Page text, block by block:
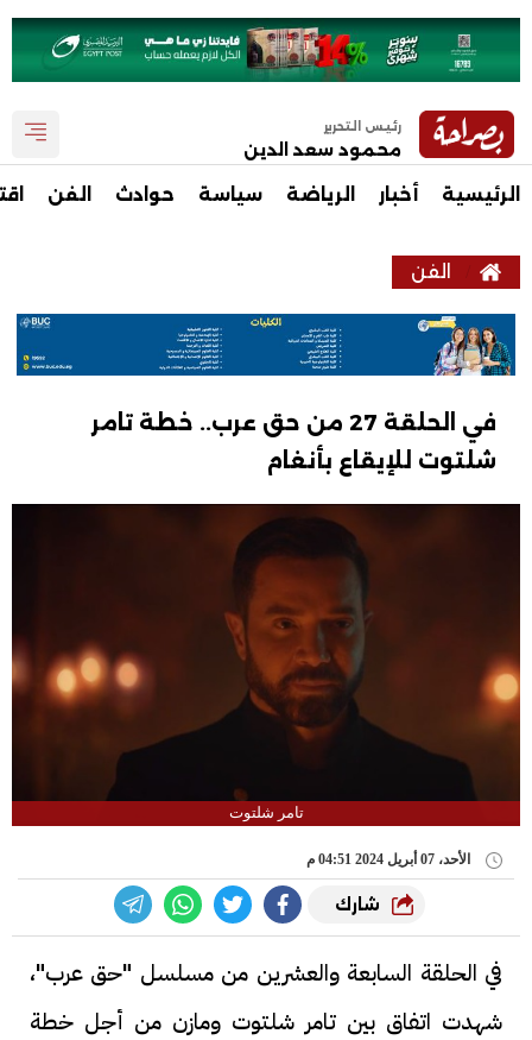
رئيس التحرير
محمود سعد الدين
الرئيسية أخبار الرياضة سياسة حوادث الفن
الفن
في الحلقة 27 من حق عرب.. خطة تامر
شلتوت للإيقاع بأنغام
تامر شلتوت
الأحد، 07 أبريل 2024 04:51 م
شارك
في الحلقة السابعة والعشرين من مسلسل "حق عرب"،
شهدت اتفاق بين تامر شلتوت ومازن من أجل خطة